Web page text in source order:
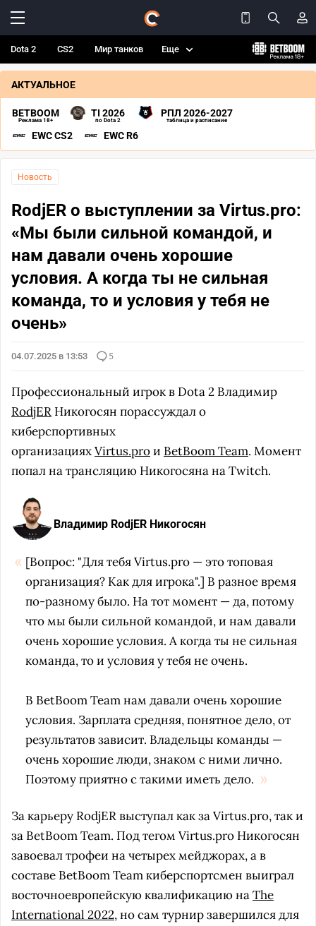
Dota 2 CS2 Мир танков Еще
АКТУАЛЬНОЕ
BETBOOM
Реклама 18+
TI 2026
по Dota 2
РПЛ 2026-2027
таблица и расписание
EWC CS2 EWC R6
Новость
RodjER о выступлении за Virtus.pro:
«Мы были сильной командой, и
нам давали очень хорошие
условия. А когда ты не сильная
команда, то и условия у тебя не
очень»
04.07.2025 в 13:53 5
Профессиональный игрок в Dota 2 Владимир
RodjER Никогосян порассуждал о
киберспортивных
организацияхVirtus.proи BetBoom Team. Момент
попал на трансляцию Никогосяна на Twitch.
Владимир RodjER Никогосян
[Вопрос: "Для тебя Virtus.pro — это топовая
организация? Как для игрока".] В разное время
по-разному было. На тот момент — да, потому
что мы были сильной командой, и нам давали
очень хорошие условия. А когда ты не сильная
команда, то и условия у тебя не очень.
В BetBoom Team нам давали очень хорошие
условия. Зарплата средняя, понятное дело, от
результатов зависит. Владельцы команды —
очень хорошие люди, знаком с ними лично.
Поэтому приятно с такими иметь дело.
За карьеру RodjER выступал как за Virtus.pro, так и
за BetBoom Team. Под тегом Virtus.pro Никогосян
завоевал трофеи на четырех мейджорах, а в
составе BetBoom Team киберспортсмен выиграл
восточноевропейскую квалификацию наThe
International 2022, но сам турнир завершился для